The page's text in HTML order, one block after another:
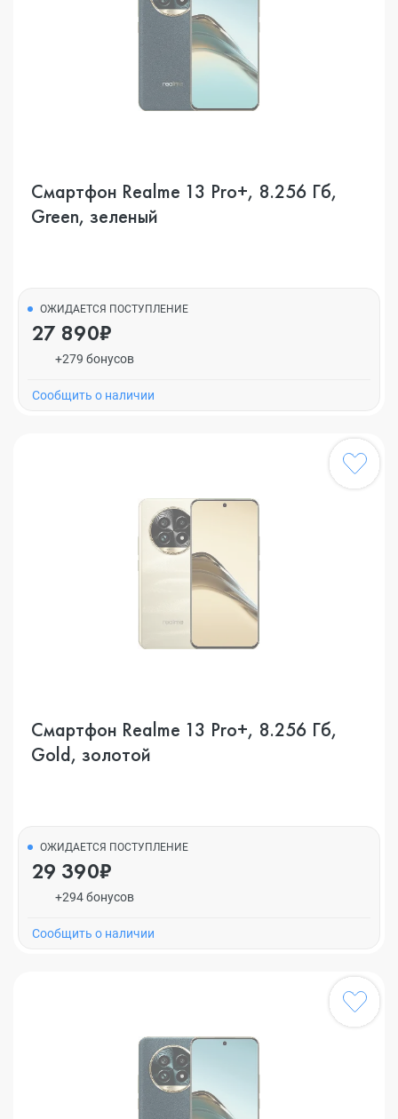
Смартфон Realme 13 Pro+, 8.256 Гб,
Green, зеленый
ОЖИДАЕТСЯ ПОСТУПЛЕНИЕ
27 890₽
+279 бонусов
Cообщить о наличии
Смартфон Realme 13 Pro+, 8.256 Гб,
Gold, золотой
ОЖИДАЕТСЯ ПОСТУПЛЕНИЕ
29 390₽
+294 бонусов
Cообщить о наличии